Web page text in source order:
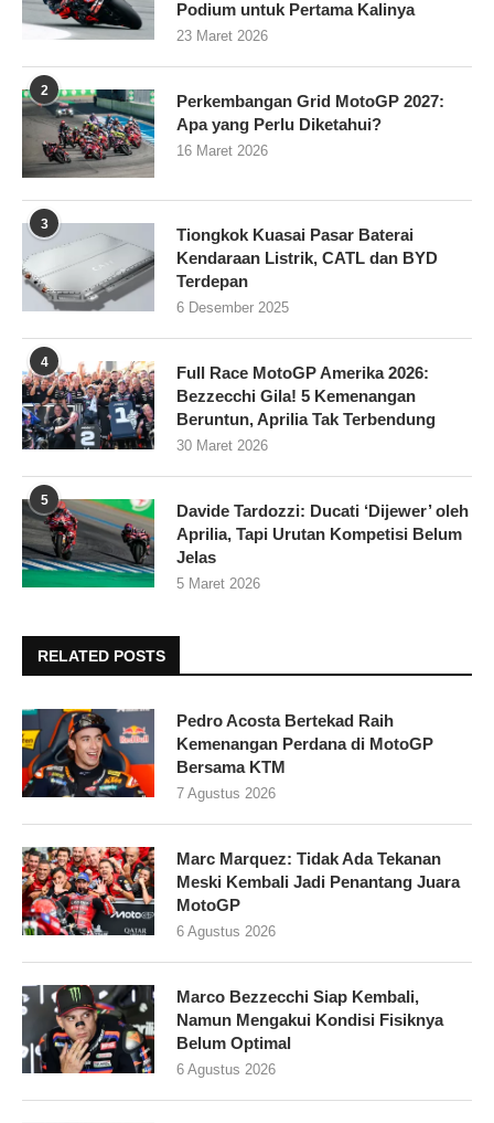
Podium untuk Pertama Kalinya
23 Maret 2026
2
Perkembangan Grid MotoGP 2027:
Apa yang Perlu Diketahui?
16 Maret 2026
3
Tiongkok Kuasai Pasar Baterai
Kendaraan Listrik, CATL dan BYD
Terdepan
6 Desember 2025
4
Full Race MotoGP Amerika 2026:
Bezzecchi Gila! 5 Kemenangan
Beruntun, Aprilia Tak Terbendung
30 Maret 2026
5
Davide Tardozzi: Ducati ‘Dijewer’ oleh
Aprilia, Tapi Urutan Kompetisi Belum
Jelas
5 Maret 2026
RELATED POSTS
Pedro Acosta Bertekad Raih
Kemenangan Perdana di MotoGP
Bersama KTM
7 Agustus 2026
Marc Marquez: Tidak Ada Tekanan
Meski Kembali Jadi Penantang Juara
MotoGP
6 Agustus 2026
Marco Bezzecchi Siap Kembali,
Namun Mengakui Kondisi Fisiknya
Belum Optimal
6 Agustus 2026